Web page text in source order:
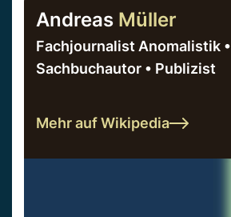
Andreas Müller
Fachjournalist Anomalistik •
Sachbuchautor • Publizist
Mehr auf Wikipedia